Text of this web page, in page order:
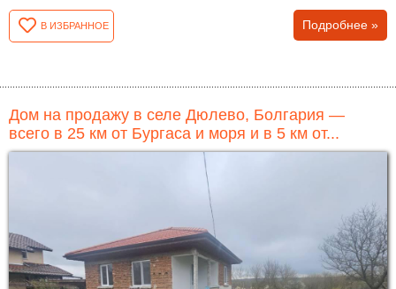
В ИЗБРАННОЕ Подробнее »
Дом на продажу в селе Дюлево, Болгария —
всего в 25 км от Бургаса и моря и в 5 км от...